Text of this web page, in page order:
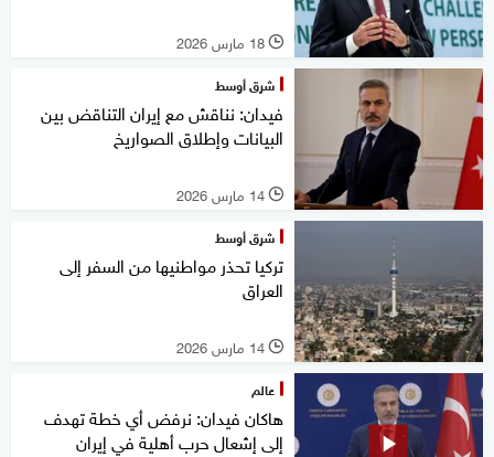
l 18 مارس 2026
شرق أوسط
فيدان: نناقش مع إيران التناقض بين
البيانات وإطلاق الصواريخ
l 14 مارس 2026
شرق أوسط
تركيا تحذر مواطنيها من السفر إلى
العراق
l 14 مارس 2026
عالم
هاكان فيدان: نرفض أي خطة تهدف
إلى إشعال حرب أهلية في إيران